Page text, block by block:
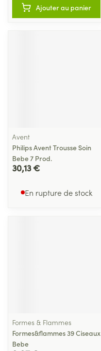
Ajouter au panier
Avent
Philips Avent Trousse Soin
Bebe 7 Prod.
30,13 €
En rupture de stock
Formes & Flammes
Formes&flammes 39 Ciseaux
Bebe